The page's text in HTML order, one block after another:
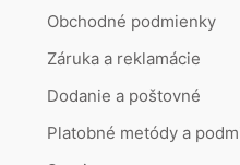
Obchodné podmienky
Záruka a reklamácie
Dodanie a poštovné
Platobné metódy a